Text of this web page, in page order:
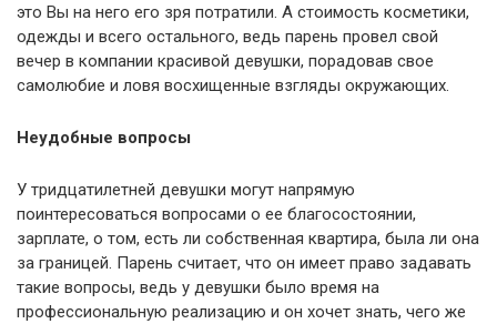
это Вы на него его зря потратили. А стоимость косметики,
одежды и всего остального, ведь парень провел свой
вечер в компании красивой девушки, порадовав свое
самолюбие и ловя восхищенные взгляды окружающих.
Неудобные вопросы
У тридцатилетней девушки могут напрямую
поинтересоваться вопросами о ее благосостоянии,
зарплате, о том, есть ли собственная квартира, была ли она
за границей. Парень считает, что он имеет право задавать
такие вопросы, ведь у девушки было время на
профессиональную реализацию и он хочет знать, чего же